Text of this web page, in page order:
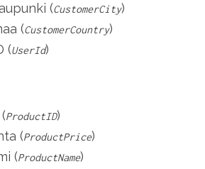
(CustomerCity)
(CustomerCountry)
(UserId)
ProductID)
(ProductPrice)
(ProductName)